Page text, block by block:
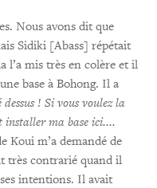
Nous avons dit que
Sidiki [Abass] répétait
l’a mis très en colère et il
base à Bohong. Il a
! Si vous voulez la
installer ma base ici....
Koui m’a demandé de
très contrarié quand il
intentions. Il avait